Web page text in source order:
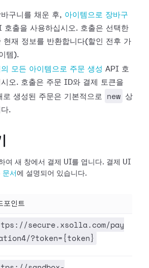
구니를 채운 후, 아이템으로 장바구
호출을 사용하십시오. 호출은 선택한
현재 정보를 반환합니다(할인 전후 가
템).
모든 아이템으로 주문 생성 API 호
오. 호출은 주문 ID와 결제 토큰을
로 생성된 주문은 기본적으로
new 상
.
여 새 창에서 결제 UI를 엽니다. 결제 UI
문서 에 설명되어 있습니다.
포인트
secure.xsolla.com/pay
?token={token}